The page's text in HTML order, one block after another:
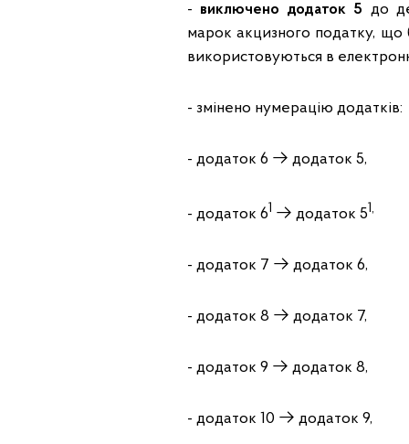
- виключено додаток 5 до
марок акцизного податку,
використовуються в
- змінено нумерацію додатків:
- додаток 6 → додаток 5,
- додаток 61 → додаток 51,
- додаток 7 → додаток 6,
- додаток 8 → додаток 7,
- додаток 9 → додаток 8,
- додаток 10 → додаток 9,